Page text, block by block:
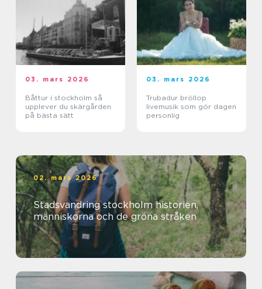
03. mars 2026
Båttur i stockholm så
upplever du skärgården
på bästa sätt
03. mars 2026
Trubadur bröllop
livemusik som gör dagen
personlig
02. mars 2026
Stadsvandring stockholm historien,
människorna och de gröna stråken